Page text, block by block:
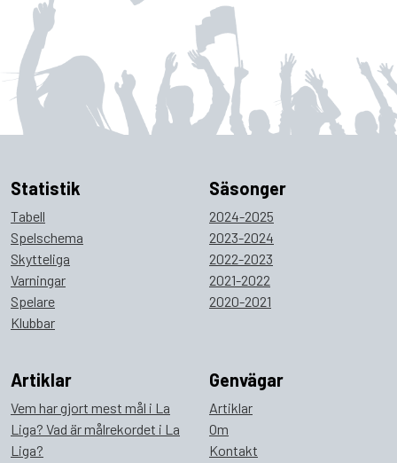
Statistik
Tabell
Spelschema
Skytteliga
Varningar
Spelare
Klubbar
Säsonger
2024-2025
2023-2024
2022-2023
2021-2022
2020-2021
Artiklar
Vem har gjort mest mål i La
Liga? Vad är målrekordet i La
Liga?
Genvägar
Artiklar
Om
Kontakt